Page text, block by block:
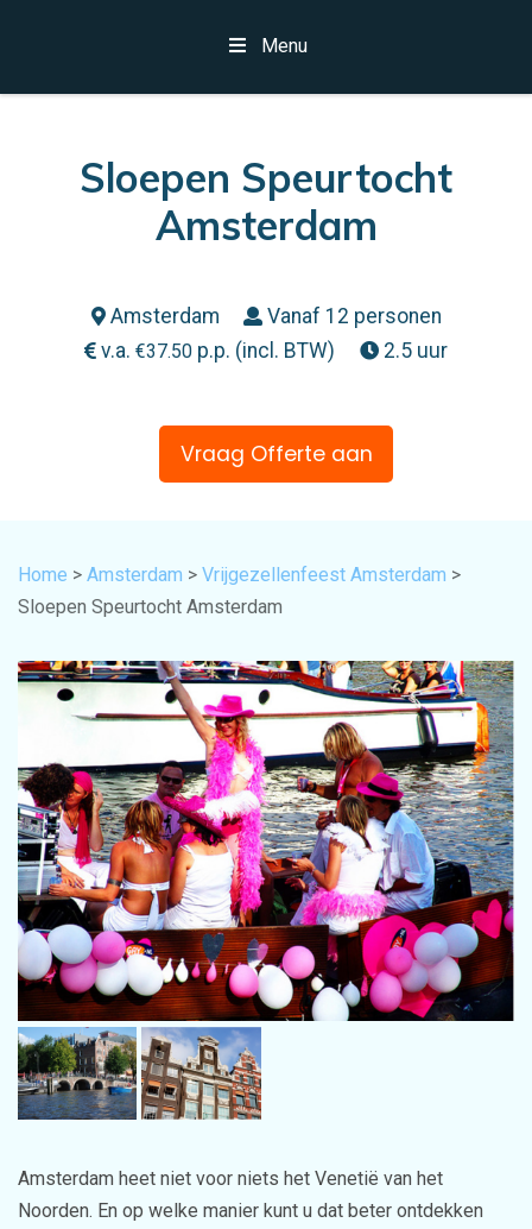
Menu
Sloepen Speurtocht
Amsterdam
Amsterdam
Vanaf 12 personen
v.a.€37.50 p.p. (incl. BTW) 2.5 uur
Vraag Offerte aan
Home > Amsterdam > Vrijgezellenfeest Amsterdam >
Sloepen Speurtocht Amsterdam
Amsterdam heet niet voor niets het Venetië van het
Noorden. En op welke manier kunt u dat beter ontdekken